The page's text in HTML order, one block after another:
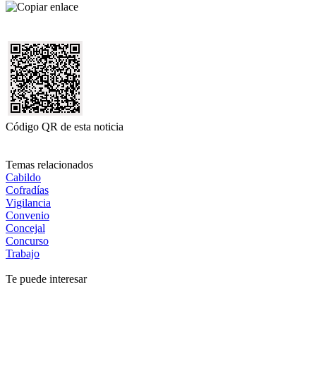
Código QR de esta noticia
Temas relacionados
Cabildo
Cofradías
Vigilancia
Convenio
Concejal
Concurso
Trabajo
Te puede interesar